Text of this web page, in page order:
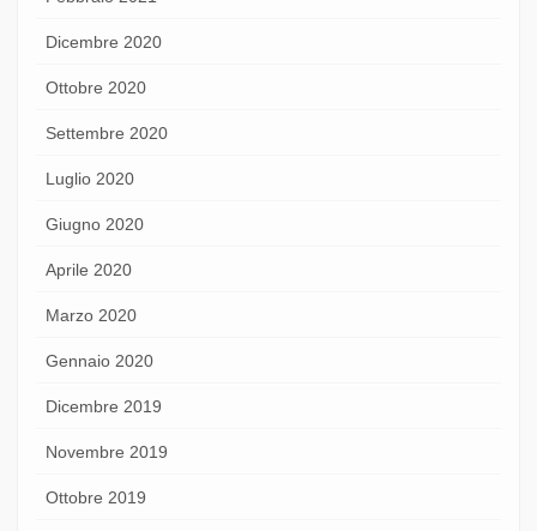
Dicembre 2020
Ottobre 2020
Settembre 2020
Luglio 2020
Giugno 2020
Aprile 2020
Marzo 2020
Gennaio 2020
Dicembre 2019
Novembre 2019
Ottobre 2019